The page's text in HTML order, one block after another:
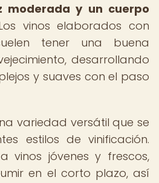
moderada y un cuerpo
vinos elaborados con
tener una buena
desarrollando
y suaves con el paso
variedad versátil que se
estilos de vinificación.
vinos jóvenes y frescos,
en el corto plazo, así